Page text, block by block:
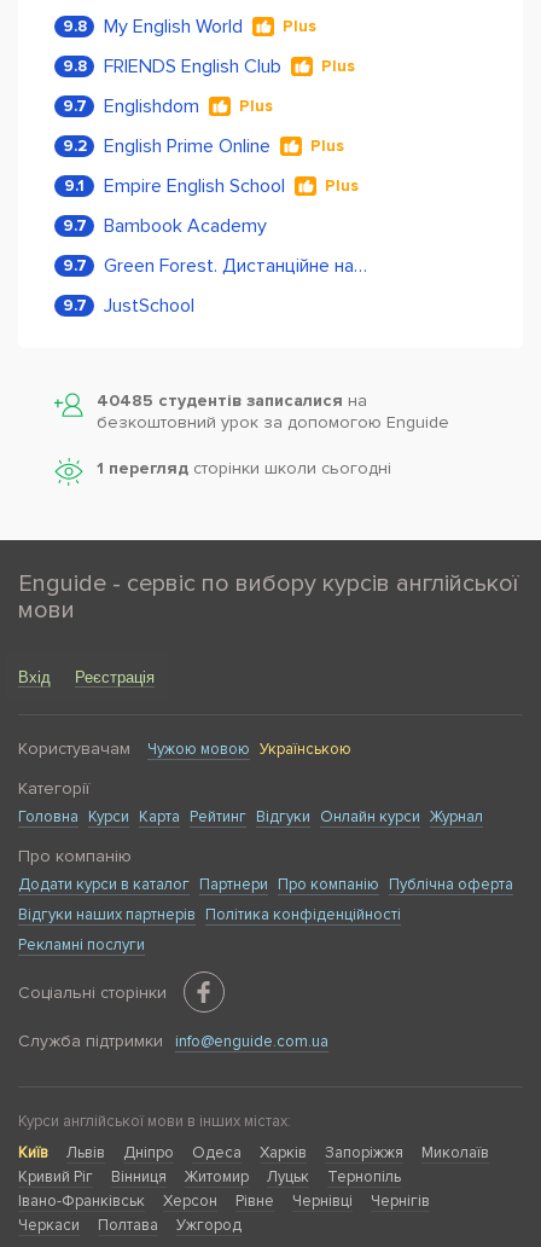
9.8 My English World Plus
9.8 FRIENDS English Club Plus
9.7 Englishdom Plus
9.2 English Prime Online Plus
9.1 Empire English School Plus
9.7 Bambook Academy
9.7 Green Forest. Дистанційне навчання
9.7 JustSchool
40485 студентів записалися на
безкоштовний урок за допомогою Enguide
1 перегляд сторінки школи cьогодні
Enguide - сервіс по вибору курсів англійської
мови
Вхід Реєстрація
Користувачам Чужою мовою Українською
Категорії
Головна Курси Карта Рейтинг Відгуки Онлайн курси Журнал
Про компанію
Додати курси в каталог Партнери Про компанію
Публічна оферта
Відгуки наших партнерів
Політика конфіденційності
Рекламні послуги
Соціальні сторінки
Служба підтримки info@enguide.com.ua
Курси англійської мови в інших містах:
Київ
Львів Дніпро Одеса Харків Запоріжжя
Миколаїв
Кривий Ріг
Вінниця Житомир Луцьк
Тернопіль
Івано-Франківськ
Херсон Рівне Чернівці
Чернігів
Черкаси
Полтава Ужгород